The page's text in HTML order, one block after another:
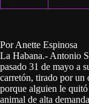
Por Anette Espinosa
La Habana.- Antonio
pasado 31 de mayo a
carretón, tirado por un
porque alguien le
animal de alta